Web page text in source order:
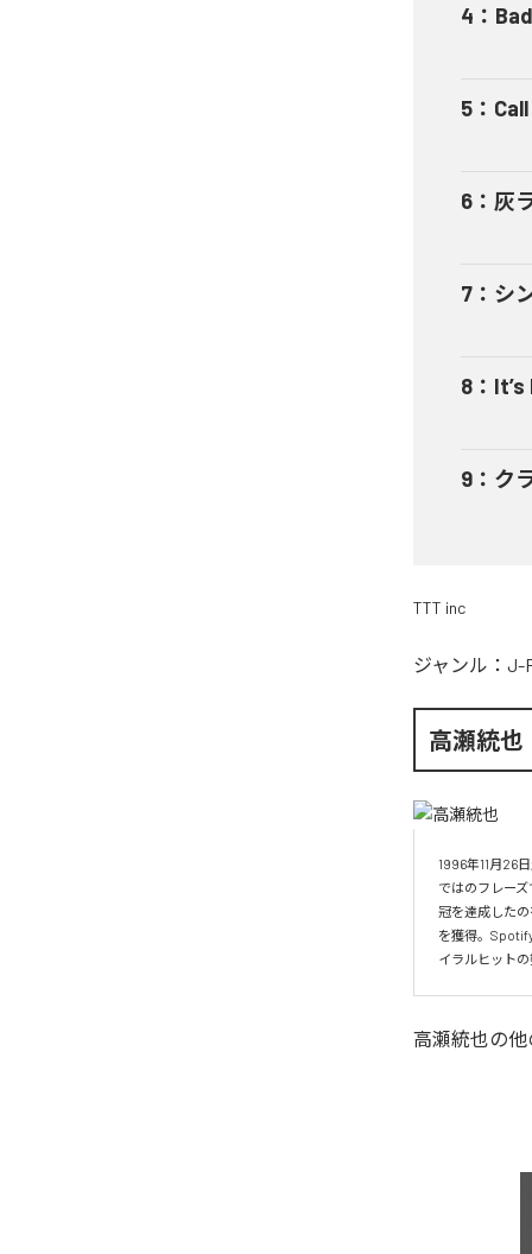
4 ：
5 ：
6 ： 灰
7 ： シ
8 ：
9 ： ク
TTT inc
ジャンル： J-
高瀬統也
1996年11月26
ではのフレー
冠を達成した
を獲得。
イラルヒット
高瀬統也の